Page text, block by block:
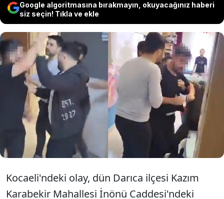
Google algoritmasına bırakmayın, okuyacağınız haberi
siz seçin! Tıkla ve ekle
Kocaeli’nin Darıca ilçesinde, kızı ile kavga eden
öğrenciyi göstermediği için öğretmen Burak
Laçin’in üzerine yürüyen, araya giren öğretmen
Mehmet Demir’i de darbettiği iddiasıyla adliyeye
sevk edilen M.A. (32) ve yakını S.A. (28), adli
kontrol tedbiri kapsamında 300’er bin TL
kefaletle serbest bırakıldı.
Kocaeli'ndeki olay, dün Darıca ilçesi Kazım
Karabekir Mahallesi İnönü Caddesi'ndeki